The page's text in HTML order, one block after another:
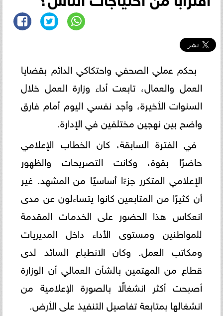
بحكم عملي الصحفي واحتكاكي الدائم بقضايا
العمل والعمال، تابعت أداء وزارة العمل خلال
السنوات الأخيرة، وأجد نفسي اليوم أمام فارق
واضح بين نهجين مختلفين في الإدارة.
في الفترة السابقة، كان الخطاب الإعلامي
حاضرًا بقوة، وكانت التصريحات والظهور
الإعلامي المتكرر جزءًا أساسيًا من المشهد. غير
أن كثيرًا من المتابعين كانوا يتساءلون عن مدى
انعكاس هذا الحضور على الخدمات المقدمة
للمواطنين ومستوى الأداء داخل المديريات
ومكاتب العمل. وكان الانطباع السائد لدى
قطاع من المهتمين بالشأن العمالي أن الوزارة
أصبحت أكثر انشغالًا بالصورة الإعلامية من
انشغالها بمتابعة تفاصيل التنفيذ على الأرض.